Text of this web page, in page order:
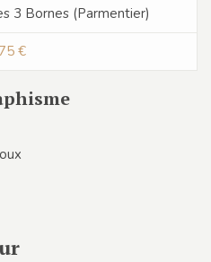
3 Bornes (Parmentier)
€